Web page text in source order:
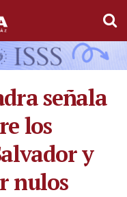
señala
los
y
nulos